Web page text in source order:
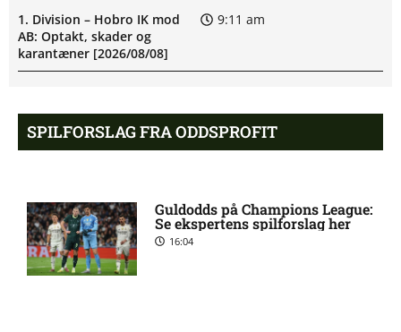
1. Division – Hobro IK mod
AB: Optakt, skader og
karantæner [2026/08/08]
9:11 am
1. Division – Aarhus Fremad
mod HB Køge: Optakt,
forventede opstillinger,
5:46 am
Atlético forbereder bud på
Tottenham-anfører
SPILFORSLAG FRA ODDSPROFIT
Guldodds på Champions League:
Se ekspertens spilforslag her
16:04